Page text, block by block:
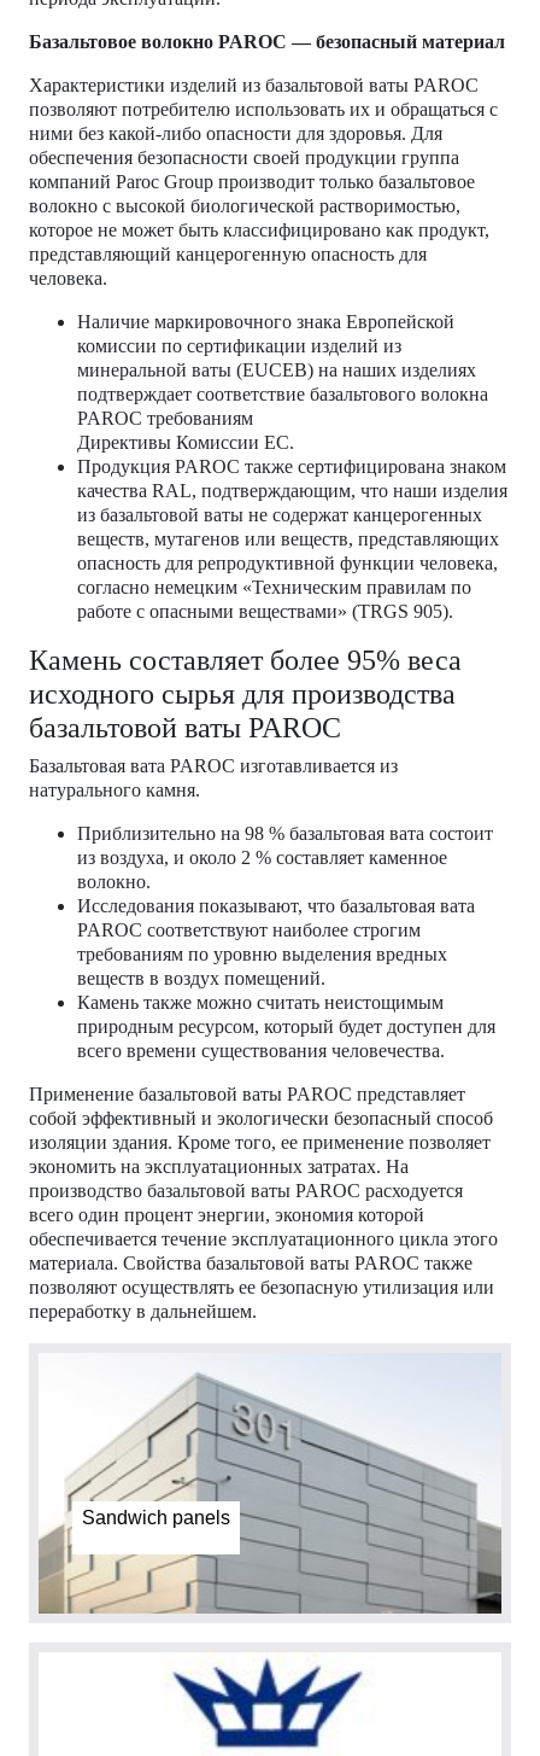
Базальтовое волокно PAROC — безопасный материал
Характеристики изделий из базальтовой ваты PAROC
позволяют потребителю использовать их и обращаться с
ними без какой-либо опасности для здоровья. Для
обеспечения безопасности своей продукции группа
компаний Paroc Group производит только базальтовое
волокно с высокой биологической растворимостью,
которое не может быть классифицировано как продукт,
представляющий канцерогенную опасность для
человека.
Наличие маркировочного знака Европейской
комиссии по сертификации изделий из
минеральной ваты (EUCEB) на наших изделиях
подтверждает соответствие базальтового волокна
PAROC требованиям
Директивы Комиссии EC.
Продукция PAROC также сертифицирована знаком
качества RAL, подтверждающим, что наши изделия
из базальтовой ваты не содержат канцерогенных
веществ, мутагенов или веществ, представляющих
опасность для репродуктивной функции человека,
согласно немецким «Техническим правилам по
работе с опасными веществами» (TRGS 905).
Камень составляет более 95% веса
исходного сырья для производства
базальтовой ваты PAROC
Базальтовая вата PAROC изготавливается из
натурального камня.
Приблизительно на 98 % базальтовая вата состоит
из воздуха, и около 2 % составляет каменное
волокно.
Исследования показывают, что базальтовая вата
PAROC соответствуют наиболее строгим
требованиям по уровню выделения вредных
веществ в воздух помещений.
Камень также можно считать неистощимым
природным ресурсом, который будет доступен для
всего времени существования человечества.
Применение базальтовой ваты PAROC представляет
собой эффективный и экологически безопасный способ
изоляции здания. Кроме того, ее применение позволяет
экономить на эксплуатационных затратах. На
производство базальтовой ваты PAROC расходуется
всего один процент энергии, экономия которой
обеспечивается течение эксплуатационного цикла этого
материала. Свойства базальтовой ваты PAROC также
позволяют осуществлять ее безопасную утилизация или
переработку в дальнейшем.
Sandwich panels